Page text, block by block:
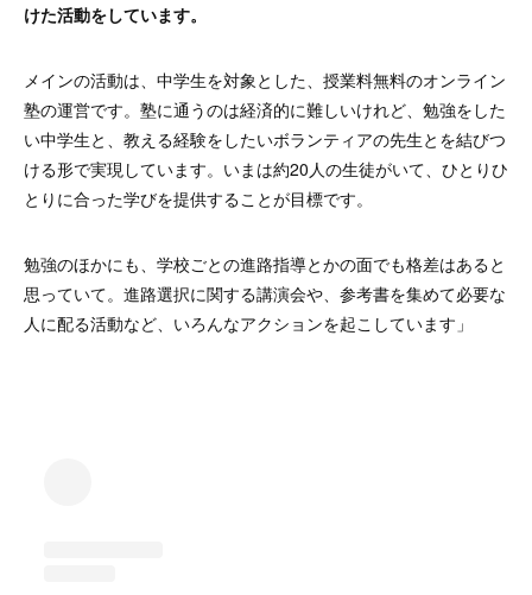
けた活動をしています。
メインの活動は、中学生を対象とした、授業料無料のオンライン
塾の運営です。塾に通うのは経済的に難しいけれど、勉強をした
い中学生と、教える経験をしたいボランティアの先生とを結びつ
ける形で実現しています。いまは約20人の生徒がいて、ひとりひ
とりに合った学びを提供することが目標です。
勉強のほかにも、学校ごとの進路指導とかの面でも格差はあると
思っていて。進路選択に関する講演会や、参考書を集めて必要な
人に配る活動など、いろんなアクションを起こしています」